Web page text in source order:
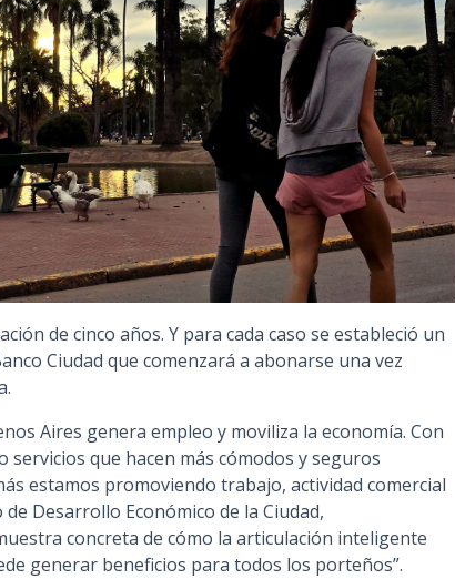
de cinco años. Y para cada caso se estableció un
Ciudad que comenzará a abonarse una vez
Aires genera empleo y moviliza la economía. Con
que hacen más cómodos y seguros
estamos promoviendo trabajo, actividad comercial
Desarrollo Económico de la Ciudad,
concreta de cómo la articulación inteligente
generar beneficios para todos los porteños”.